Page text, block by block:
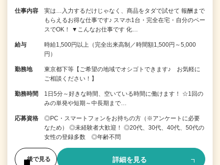
仕事内容
実は…入力するだけじゃなく、商品をタダで試せて 報酬まで
もらえるお得な仕事です♪ スマホ1台・完全在宅・自分のペー
スでOK！ ▼こんなお仕事です 化…
給与
時給1,500円以上（完全出来高制／時間額1,500円～5,000
円）
勤務地
東京都下等【ご希望の地域でオシゴトできます♪ お気軽に
ご相談ください！】
勤務時間
1日5分～好きな時間、空いている時間に働けます！ ☆1回の
みの単発や短期～中長期まで…
応募資格
◎PC・スマートフォンをお持ちの方（※アンケートに必要
なため） ◎未経験者大歓迎！ ◎20代、30代、40代、50代の
女性の登録多数 ◎年齢不問
後で見る 詳細を見る